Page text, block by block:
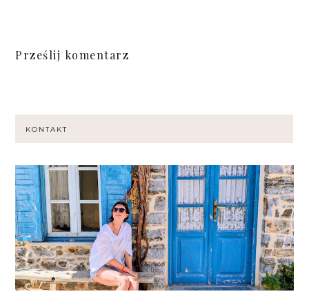
Prześlij komentarz
KONTAKT